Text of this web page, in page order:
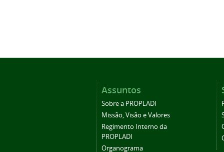
Assuntos
Sobre a PROPLADI
Missão, Visão e Valores
Regimento Interno da
PROPLADI
Organograma